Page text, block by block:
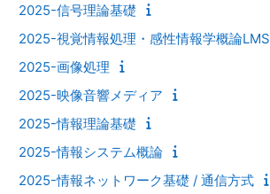
2025-信号理論基礎
2025-視覚情報処理・感性情報学概論LMS
2025-画像処理
2025-映像音響メディア
2025-情報理論基礎
2025-情報システム概論
2025-情報ネットワーク基礎 / 通信方式